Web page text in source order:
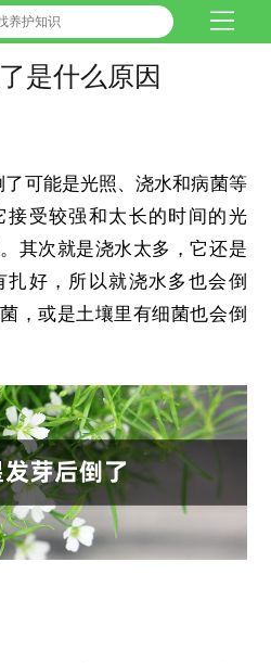
是什么原因
可能是光照、浇水和病菌等
接受较强和太长的时间的光
其次就是浇水太多，它还是
好，所以就浇水多也会倒
，或是土壤里有细菌也会倒